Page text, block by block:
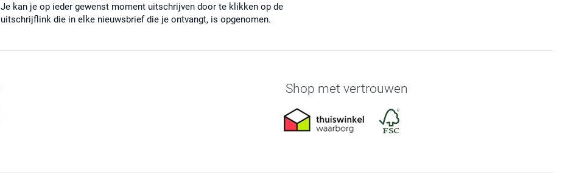
Je kan je op ieder gewenst moment uitschrijven door te klikken op de
uitschrijflink die in elke nieuwsbrief die je ontvangt, is opgenomen.
Shop met vertrouwen